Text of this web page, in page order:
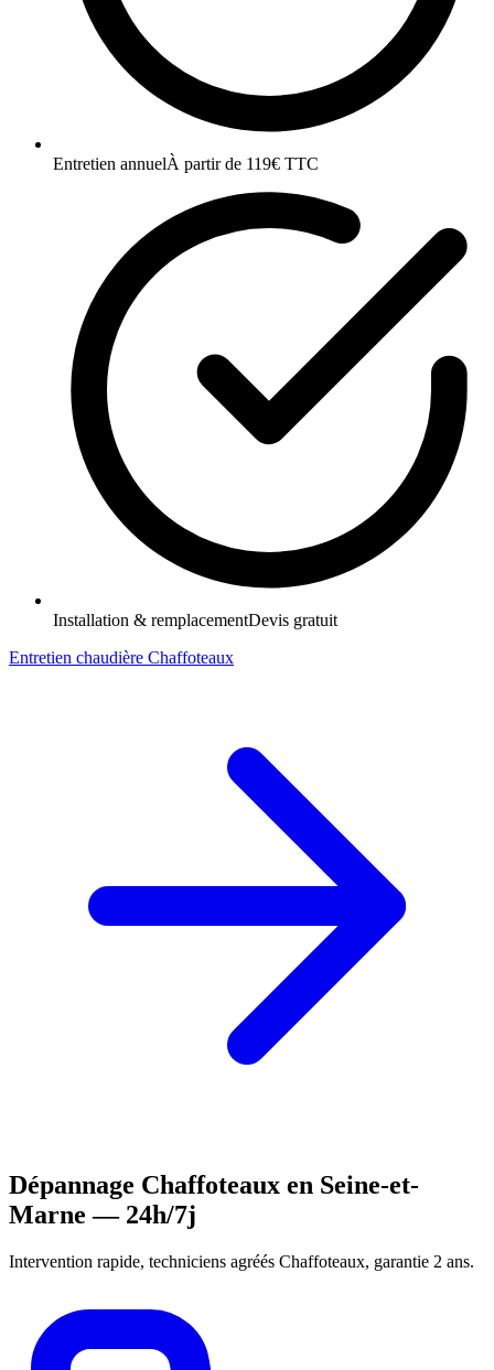
Entretien annuelÀ partir de 119€ TTC
Installation & remplacementDevis gratuit
Entretien chaudière Chaffoteaux
Dépannage Chaffoteaux en Seine-et-
Marne — 24h/7j
Intervention rapide, techniciens agréés Chaffoteaux, garantie 2 ans.